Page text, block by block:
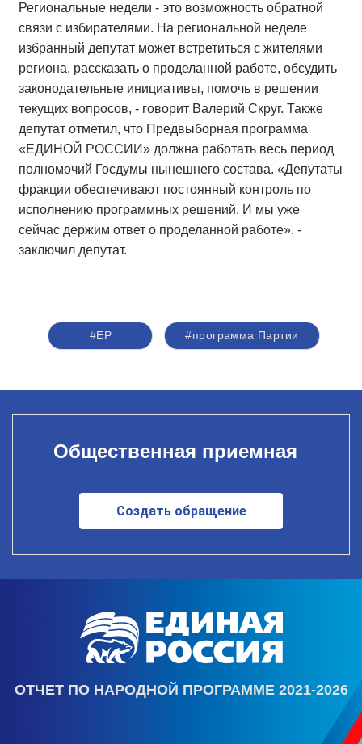
Региональные недели - это возможность обратной
связи с избирателями. На региональной неделе
избранный депутат может встретиться с жителями
региона, рассказать о проделанной работе, обсудить
законодательные инициативы, помочь в решении
текущих вопросов, - говорит Валерий Скруг. Также
депутат отметил, что Предвыборная программа
«ЕДИНОЙ РОССИИ» должна работать весь период
полномочий Госдумы нынешнего состава. «Депутаты
фракции обеспечивают постоянный контроль по
исполнению программных решений. И мы уже
сейчас держим ответ о проделанной работе», -
заключил депутат.
#ЕР #программа Партии
Общественная приемная
Создать обращение
ОТЧЕТ ПО НАРОДНОЙ ПРОГРАММЕ 2021-2026